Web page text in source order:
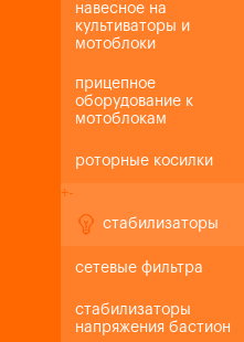
навесное на
культиваторы и
мотоблоки
прицепное
оборудование к
мотоблокам
роторные косилки
+-
стабилизаторы
сетевые фильтра
стабилизаторы
напряжения бастион